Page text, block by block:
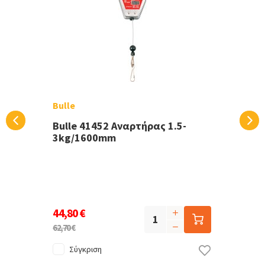
Bulle
Bulle 41452 Αναρτήρας 1.5-
3kg/1600mm
44,80 €
62,70 €
Σύγκριση